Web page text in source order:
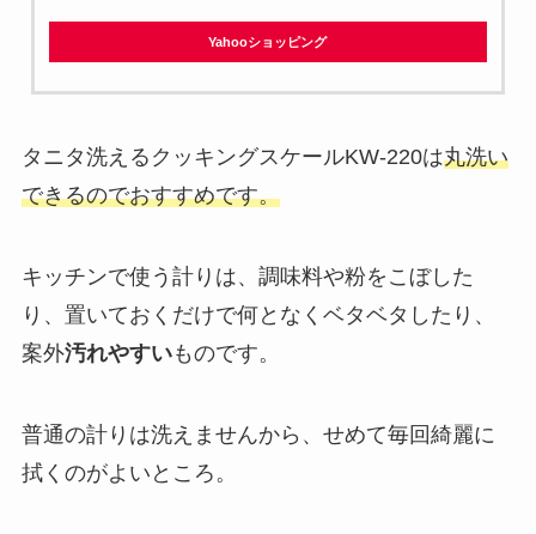
Yahooショッピング
タニタ洗えるクッキングスケールKW-220は丸洗い
できるのでおすすめです。
キッチンで使う計りは、調味料や粉をこぼした
り、置いておくだけで何となくベタベタしたり、
案外汚れやすいものです。
普通の計りは洗えませんから、せめて毎回綺麗に
拭くのがよいところ。